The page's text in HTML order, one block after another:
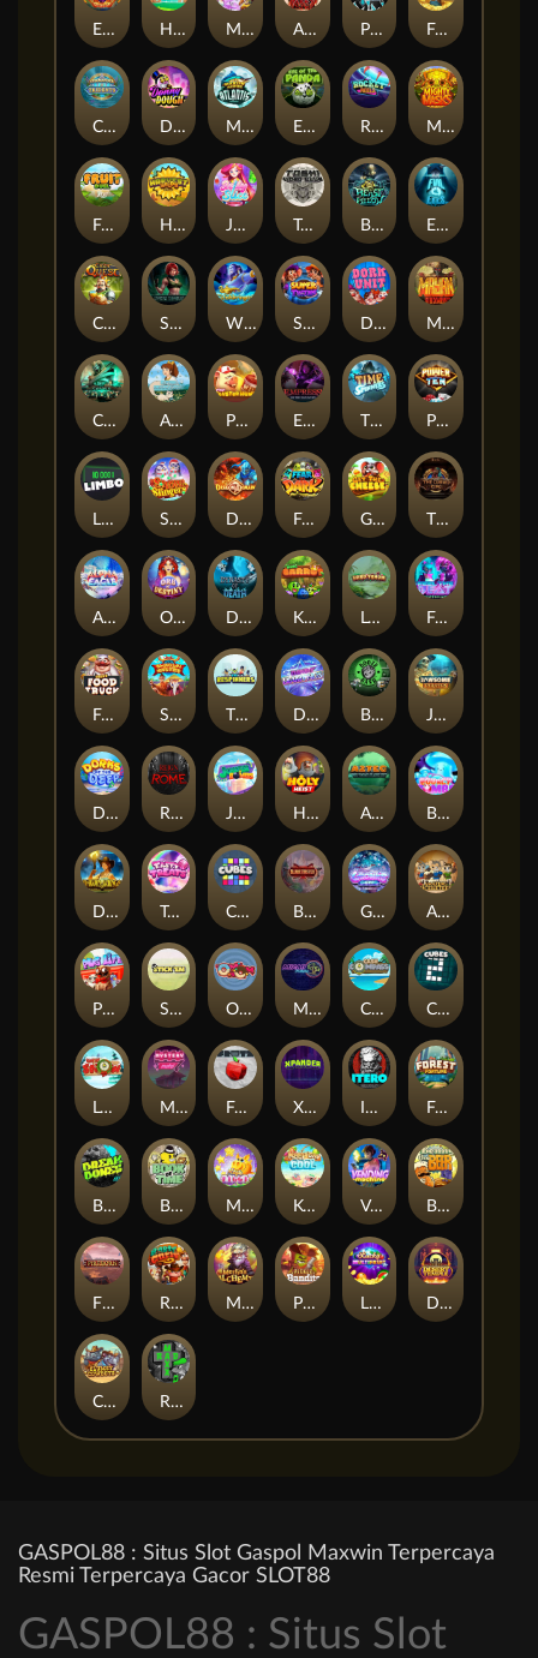
Aiko and the Wind Spirit
Booze Bash
Eye of Medusa ARMY OF ARES
Reign of Rome
Rad Maxx
Munchy Milo
Power of 10
Dynasty of Death
Shadow Treasure
Lucky Multifruit
Marlin Masters Atlantis
Dandy Diamonds
Fred's Food Truck
Piggy Cluster Hunt
Dork Unit
Pray for Three
Rusty & Curly
Wishbringer
Dorks of The Deep
Benny The Beer
Toshi Video Club
OmNom
Get The Cheese
Aztec Twist
Fruit Duel
Hop'n'Pop
Cubes 2
The Respinners
Vending Machine
Mystery Motel
Mayan Stackways
Harvest Wilds
Orb of Destiny
Keep 'em Cool
Magic Piggy
Pug Life
Eye of the Panda
Beast Below
Let It Snow
Fear the Dark
Cash Compass
Miami Multiplier
King Carrot
Break Bones
Forest Fortune
Shaolin Master
Book of Time
Jelly Slice
Stick'em
Feel The Beat
Snow Slingers
Rocket Reels
Dragon’s Domain
Xpander
Time Spinners
Mighty Masks
Joker Bombs BOUNCY BOMBS
Tasty Treats
Cash Quest
Alpha Eagle
Limbo
Evil Eyes
Frank's Farm
DONNY DOUGH
Frutz
Gronk's Gems
Cubes
Dawn of Kings
ITERO
Cursed Crypt
Lord Venom
The Cursed King
Jawsome Pirates
Holy Heist
Commander of Tridents
Pickle Bandits
Empress of the Shadows
Clumsy Cowboys
Amazing Miceketeers
Desert Temple
Super Twins
Fireborn
Blademaster
Merlin's Alchemy
GASPOL88 : Situs Slot Gaspol Maxwin Terpercaya
Resmi Terpercaya Gacor SLOT88
GASPOL88 : Situs Slot